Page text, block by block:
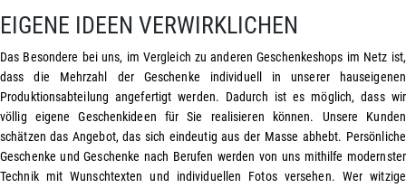
EIGENE IDEEN VERWIRKLICHEN
Das Besondere bei uns, im Vergleich zu anderen Geschenkeshops im Netz ist,
dass die Mehrzahl der Geschenke individuell in unserer hauseigenen
Produktionsabteilung angefertigt werden. Dadurch ist es möglich, dass wir
völlig eigene Geschenkideen für Sie realisieren können. Unsere Kunden
schätzen das Angebot, das sich eindeutig aus der Masse abhebt. Persönliche
Geschenke undGeschenke nach Berufen werden von uns mithilfe modernster
Technik mit Wunschtexten und individuellen Fotos versehen. Werwitzige